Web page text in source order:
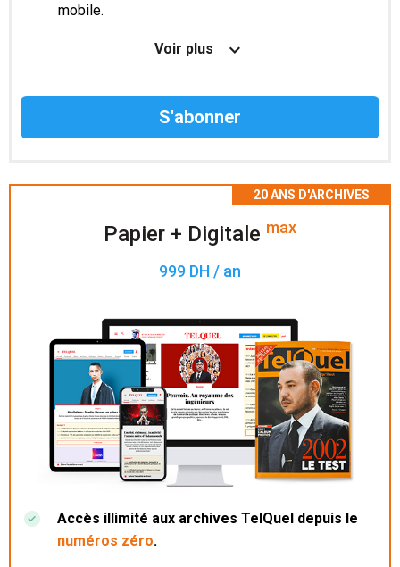
mobile.
Le magazine TelQuel en numérique avant la sortie
Voir plus
Papier + Digitale max
999 DH / an
Accès illimité aux archives TelQuel depuis le
numéros zéro.